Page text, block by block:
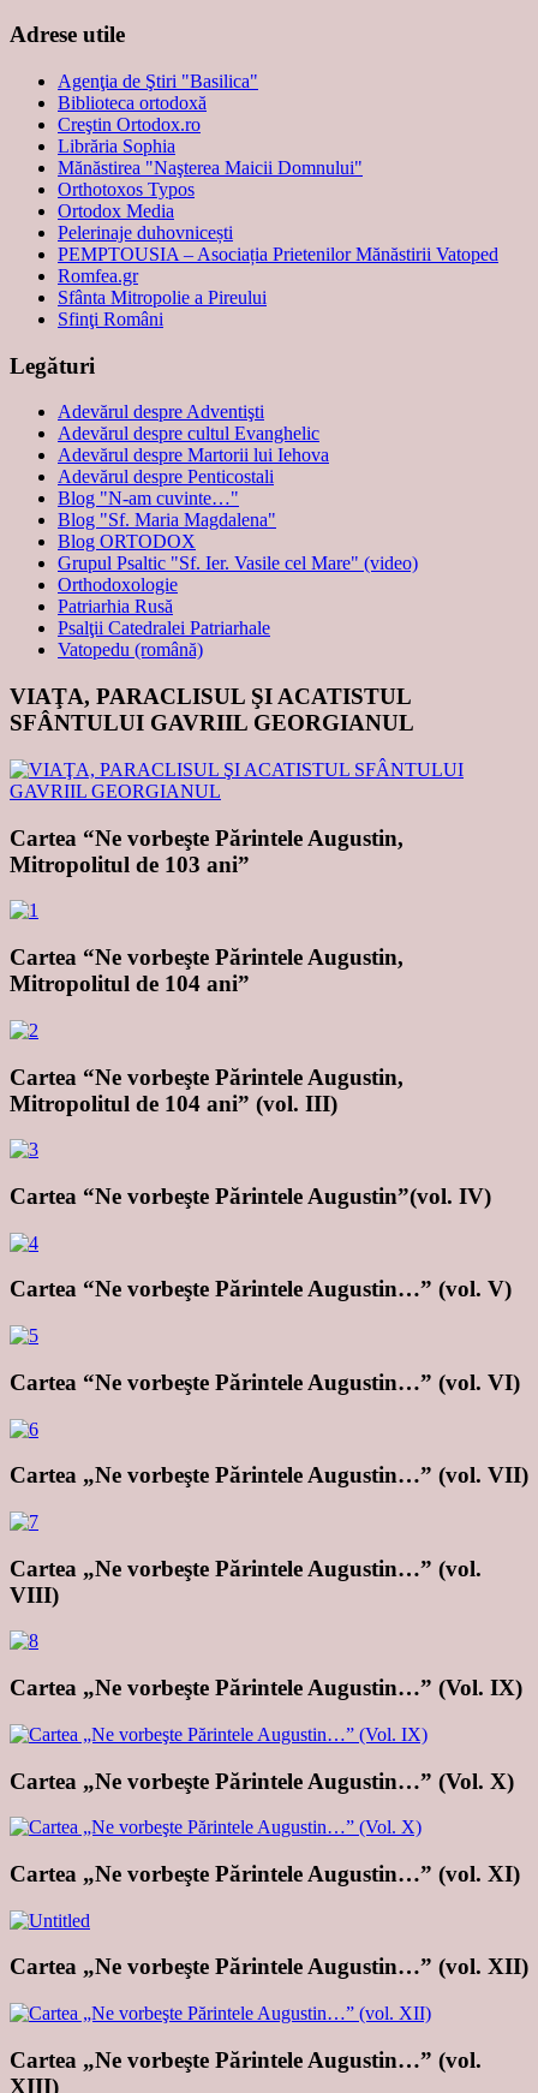
Adrese utile
Agenţia de Ştiri "Basilica"
Biblioteca ortodoxă
Creştin Ortodox.ro
Librăria Sophia
Mănăstirea "Naşterea Maicii Domnului"
Orthotoxos Typos
Ortodox Media
Pelerinaje duhovnicești
PEMPTOUSIA – Asociația Prietenilor Mănăstirii Vatoped
Romfea.gr
Sfânta Mitropolie a Pireului
Sfinţi Români
Legături
Adevărul despre Adventişti
Adevărul despre cultul Evanghelic
Adevărul despre Martorii lui Iehova
Adevărul despre Penticostali
Blog "N-am cuvinte…"
Blog "Sf. Maria Magdalena"
Blog ORTODOX
Grupul Psaltic "Sf. Ier. Vasile cel Mare" (video)
Orthodoxologie
Patriarhia Rusă
Psalţii Catedralei Patriarhale
Vatopedu (română)
VIAŢA, PARACLISUL ŞI ACATISTUL
SFÂNTULUI GAVRIIL GEORGIANUL
Cartea “Ne vorbeşte Părintele Augustin,
Mitropolitul de 103 ani”
Cartea “Ne vorbeşte Părintele Augustin,
Mitropolitul de 104 ani”
Cartea “Ne vorbeşte Părintele Augustin,
Mitropolitul de 104 ani” (vol. III)
Cartea “Ne vorbeşte Părintele Augustin”(vol. IV)
Cartea “Ne vorbeşte Părintele Augustin…” (vol. V)
Cartea “Ne vorbeşte Părintele Augustin…” (vol. VI)
Cartea „Ne vorbeşte Părintele Augustin…” (vol. VII)
Cartea „Ne vorbeşte Părintele Augustin…” (vol.
VIII)
Cartea „Ne vorbeşte Părintele Augustin…” (Vol. IX)
Cartea „Ne vorbeşte Părintele Augustin…” (Vol. X)
Cartea „Ne vorbeşte Părintele Augustin…” (vol. XI)
Cartea „Ne vorbeşte Părintele Augustin…” (vol. XII)
Cartea „Ne vorbeşte Părintele Augustin…” (vol.
XIII)